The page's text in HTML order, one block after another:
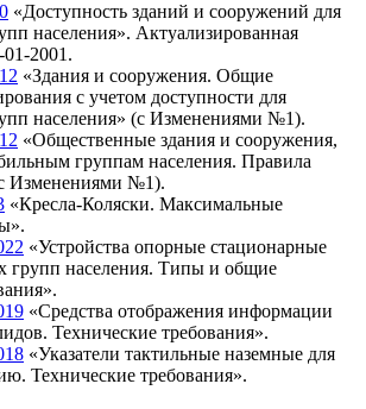
«Доступность зданий и сооружений для
населения». Актуализированная
2001.
«Здания и сооружения. Общие
с учетом доступности для
населения» (с Изменениями №1).
«Общественные здания и сооружения,
группам населения. Правила
Изменениями №1).
«Кресла-Коляски. Максимальные
«Устройства опорные стационарные
групп населения. Типы и общие
«Средства отображения информации
Технические требования».
«Указатели тактильные наземные для
Технические требования».